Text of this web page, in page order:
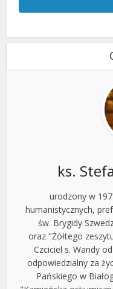
ks.
urodzony w
humanistycznych,
św. Brygidy
oraz "Żółtego
Czciciel s. Wandy
odpowiedzialny za
Pańskiego w